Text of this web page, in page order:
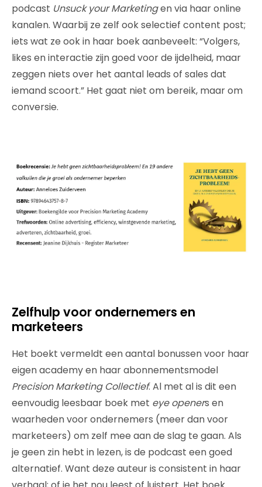
podcast Unsuck your Marketingen via haar online
kanalen. Waarbij ze zelf ook selectief content post;
iets wat ze ook in haar boek aanbeveelt: “Volgers,
likes en interactie zijn goed voor de ijdelheid, maar
zeggen niets over het aantal leads of sales dat
iemand scoort.” Het gaat niet om bereik, maar om
conversie.
Zelfhulp voor ondernemers en
marketeers
Het boekt vermeldt een aantal bonussen voor haar
eigen academy en haar abonnementsmodel
Precision Marketing Collectief. Al met al is dit een
eenvoudig leesbaar boek met eye openers en
waarheden voor ondernemers (meer dan voor
marketeers) om zelf mee aan de slag te gaan. Als
je geen zin hebt in lezen, is de podcast een goed
alternatief. Want deze auteur is consistent in haar